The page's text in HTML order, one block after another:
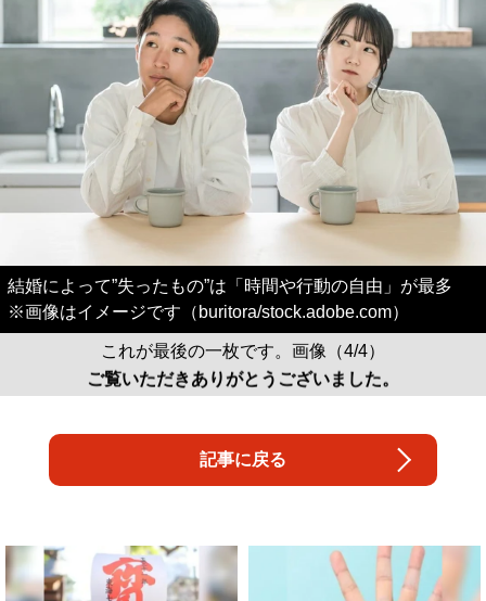
結婚によって”失ったもの”は「時間や行動の自由」が最多
※画像はイメージです（buritora/stock.adobe.com）
これが最後の一枚です。画像（4/4）
ご覧いただきありがとうございました。
記事に戻る